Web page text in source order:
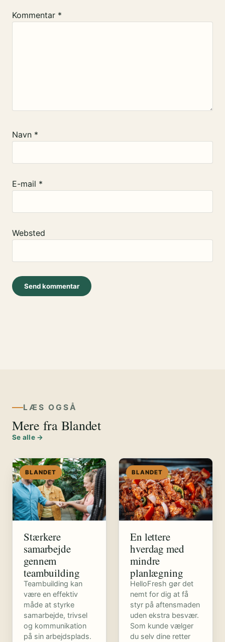
Kommentar *
Navn *
E-mail *
Websted
LÆS OGSÅ
Mere fra Blandet
Se alle →
BLANDET
Stærkere
samarbejde
gennem
teambuilding
Teambuilding kan
være en effektiv
måde at styrke
samarbejde, trivsel
og kommunikation
på sin arbejdsplads.
BLANDET
En lettere
hverdag med
mindre
planlægning
HelloFresh gør det
nemt for dig at få
styr på aftensmaden
uden ekstra besvær.
Som kunde vælger
du selv dine retter